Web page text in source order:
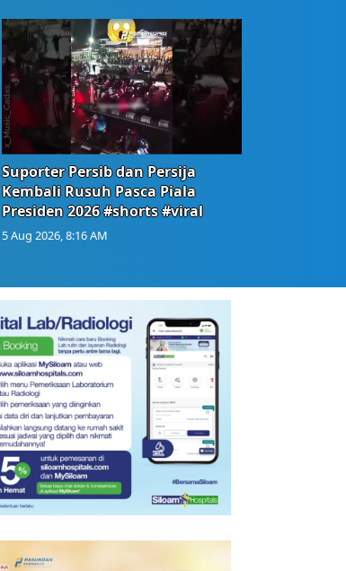
Suporter Persib dan Persija
Kembali Rusuh Pasca Piala
Presiden 2026 #shorts #viral
5 Aug 2026, 8:16 AM